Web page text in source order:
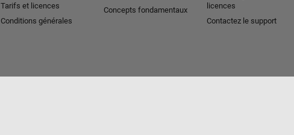
Tarifs et licences
Conditions générales
Concepts fondamentaux
licences
Contactez le support